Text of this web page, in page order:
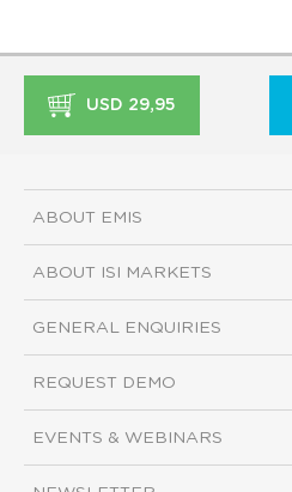
USD 29,95
ABOUT EMIS
ABOUT ISI MARKETS
GENERAL ENQUIRIES
REQUEST DEMO
EVENTS & WEBINARS